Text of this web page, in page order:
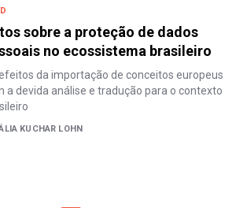
sobre a proteção de dados
no ecossistema brasileiro
da importação de conceitos europeus
a devida análise e tradução para o contexto
KUCHAR LOHN